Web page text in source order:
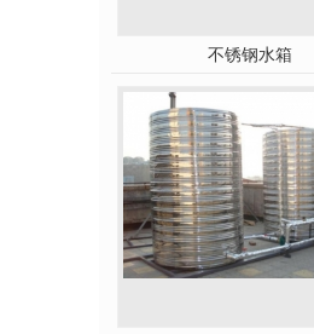
不锈钢水箱